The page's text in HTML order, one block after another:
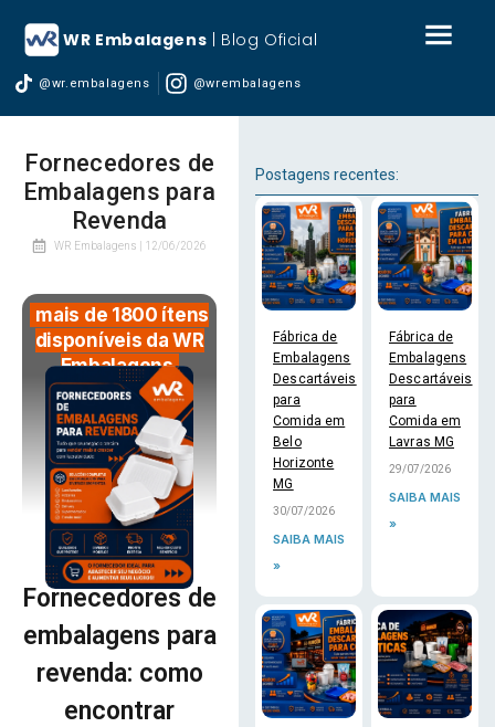
WR Embalagens | Blog Oficial
@wr.embalagens @wrembalagens
Fornecedores de
Embalagens para
Revenda
WR Embalagens | 12/06/2026
mais de 1800 ítens
disponíveis da WR
Embalagens
Fornecedores de
embalagens para
revenda: como
encontrar
Postagens recentes:
Fábrica de
Embalagens
Descartáveis
para
Comida em
Belo
Horizonte
MG
30/07/2026
SAIBA MAIS
»
Fábrica de
Embalagens
Descartáveis
para
Comida em
Lavras MG
29/07/2026
SAIBA MAIS
»